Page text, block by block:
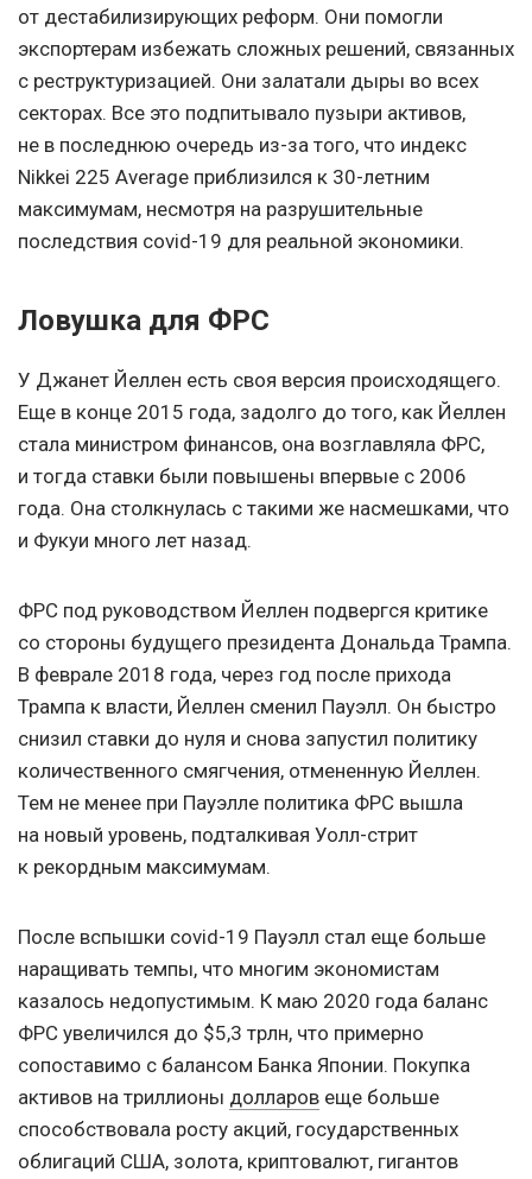
от дестабилизирующих реформ. Они помогли
экспортерам избежать сложных решений, связанных
с реструктуризацией. Они залатали дыры во всех
секторах. Все это подпитывало пузыри активов,
не в последнюю очередь из-за того, что индекс
Nikkei 225 Average приблизился к 30-летним
максимумам, несмотря на разрушительные
последствия covid-19 для реальной экономики.
Ловушка для ФРС
У Джанет Йеллен есть своя версия происходящего.
Еще в конце 2015 года, задолго до того, как Йеллен
стала министром финансов, она возглавляла ФРС,
и тогда ставки были повышены впервые с 2006
года. Она столкнулась с такими же насмешками, что
и Фукуи много лет назад.
ФРС под руководством Йеллен подвергся критике
со стороны будущего президента Дональда Трампа.
В феврале 2018 года, через год после прихода
Трампа к власти, Йеллен сменил Пауэлл. Он быстро
снизил ставки до нуля и снова запустил политику
количественного смягчения, отмененную Йеллен.
Тем не менее при Пауэлле политика ФРС вышла
на новый уровень, подталкивая Уолл-стрит
к рекордным максимумам.
После вспышки covid-19 Пауэлл стал еще больше
наращивать темпы, что многим экономистам
казалось недопустимым. К маю 2020 года баланс
ФРС увеличился до $5,3 трлн, что примерно
сопоставимо с балансом Банка Японии. Покупка
активов на триллионы долларов еще больше
способствовала росту акций, государственных
облигаций США, золота, криптовалют, гигантов